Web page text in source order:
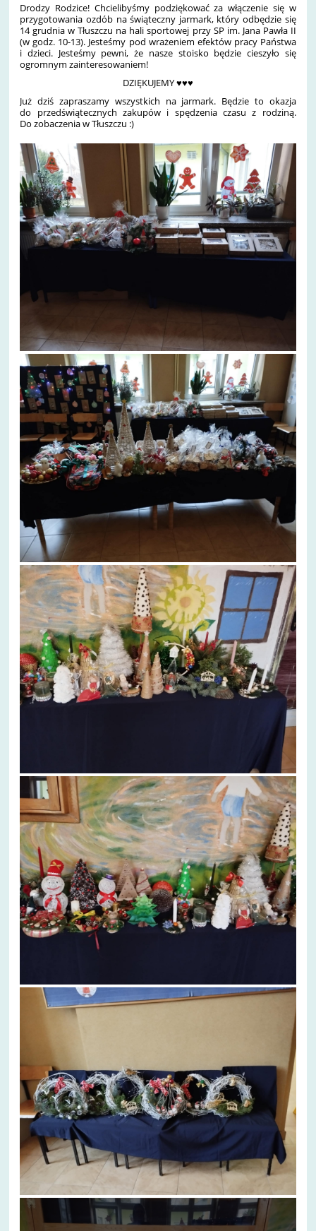
Drodzy Rodzice! Chcielibyśmy podziękować za włączenie się w
przygotowania ozdób na świąteczny jarmark, który odbędzie się
14 grudnia w Tłuszczu na hali sportowej przy SP im. Jana Pawła II
(w godz. 10-13). Jesteśmy pod wrażeniem efektów pracy Państwa
i dzieci. Jesteśmy pewni, że nasze stoisko będzie cieszyło się
ogromnym zainteresowaniem!
DZIĘKUJEMY ♥♥♥
Już dziś zapraszamy wszystkich na jarmark. Będzie to okazja
do przedświątecznych zakupów i spędzenia czasu z rodziną.
Do zobaczenia w Tłuszczu :)